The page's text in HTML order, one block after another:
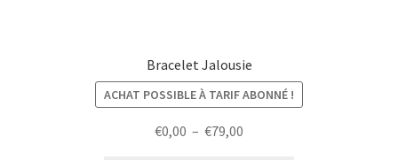
Bracelet Jalousie
ACHAT POSSIBLE À TARIF ABONNÉ !
€0,00 – €79,00